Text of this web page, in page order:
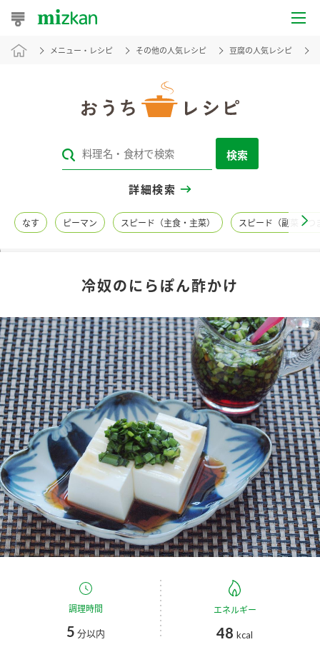
おうちレシピ
レシピカテゴリ一覧
レシピ名特集
商品情報
商品カテゴリ
酢 調味酢
お酢ドリンク ぽん酢
みりん風・料理酒 鍋用調味料
つゆ たれ
スープ 中華
新商品一覧
キャンペーン情報
ブランド・スペシャルサイト
ブランド・スペシャルサイト トップ
商品ブランドサイト
Fibee（ファイビー）
くらしプラ酢
お酢ドリンク
企業情報
国内事業概要
企業理念
ミツカンを知る
環境への取り組み
メニュー・レシピ その他の人気レシピ 豆腐の人気レシピ
検索
詳細検索
なす ピーマン スピード（主食・主菜） スピード（副菜・つ
冷奴のにらぽん酢かけ
調理時間
5 分以内
エネルギー
48 kcal